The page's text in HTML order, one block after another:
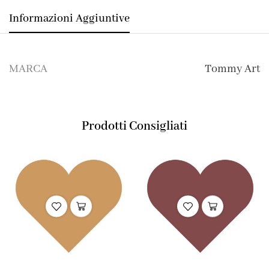
Informazioni Aggiuntive
MARCA Tommy Art
Prodotti Consigliati